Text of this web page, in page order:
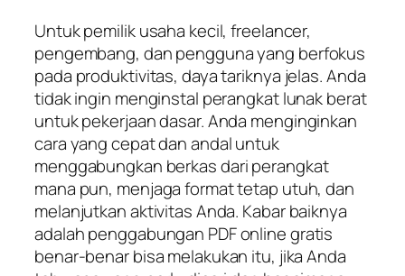
Untuk pemilik usaha kecil, freelancer,
pengembang, dan pengguna yang berfokus
pada produktivitas, daya tariknya jelas. Anda
tidak ingin menginstal perangkat lunak berat
untuk pekerjaan dasar. Anda menginginkan
cara yang cepat dan andal untuk
menggabungkan berkas dari perangkat
mana pun, menjaga format tetap utuh, dan
melanjutkan aktivitas Anda. Kabar baiknya
adalah penggabungan PDF online gratis
benar-benar bisa melakukan itu, jika Anda